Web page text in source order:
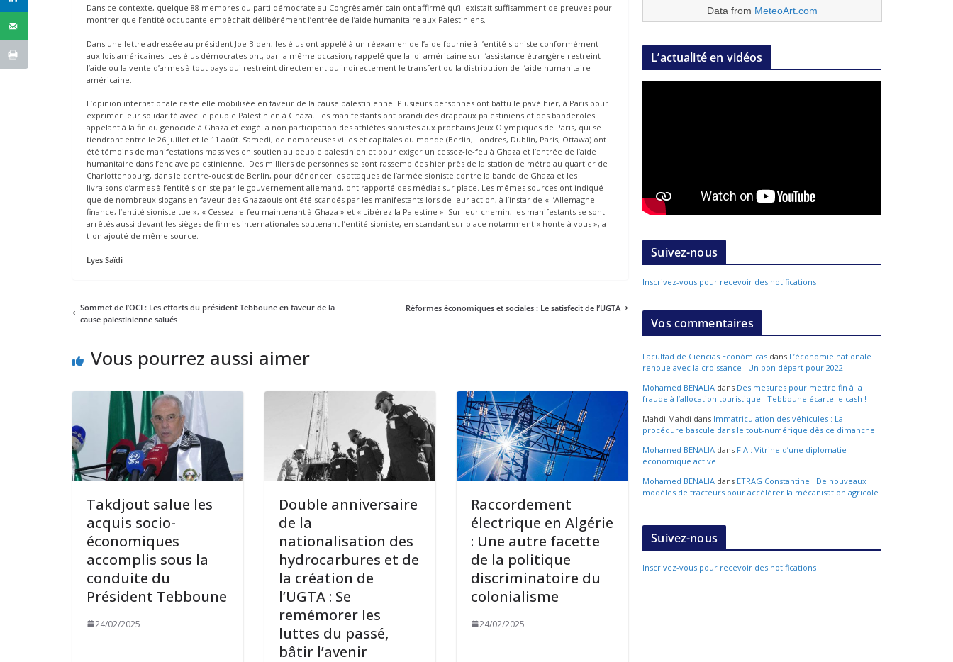
Dans ce contexte, quelque 88 membres du parti démocrate au Congrès américain ont affirmé qu’il existait suffisamment de preuves pour
montrer que l’entité occupante empêchait délibérément l’entrée de l’aide humanitaire aux Palestiniens.
Dans une lettre adressée au président Joe Biden, les élus ont appelé à un réexamen de l’aide fournie à l’entité sioniste conformément
aux lois américaines. Les élus démocrates ont, par la même occasion, rappelé que la loi américaine sur l’assistance étrangère restreint
l’aide ou la vente d’armes à tout pays qui restreint directement ou indirectement le transfert ou la distribution de l’aide humanitaire
américaine.
L’opinion internationale reste elle mobilisée en faveur de la cause palestinienne. Plusieurs personnes ont battu le pavé hier, à Paris pour
exprimer leur solidarité avec le peuple Palestinien à Ghaza. Les manifestants ont brandi des drapeaux palestiniens et des banderoles
appelant à la fin du génocide à Ghaza et exigé la non participation des athlètes sionistes aux prochains Jeux Olympiques de Paris, qui se
tiendront entre le 26 juillet et le 11 août. Samedi, de nombreuses villes et capitales du monde (Berlin, Londres, Dublin, Paris, Ottawa) ont
été témoins de manifestations massives en soutien au peuple palestinien et pour exiger un cessez-le-feu à Ghaza et l’entrée de l’aide
humanitaire dans l’enclave palestinienne. Des milliers de personnes se sont rassemblées hier près de la station de métro au quartier de
Charlottenbourg, dans le centre-ouest de Berlin, pour dénoncer les attaques de l’armée sioniste contre la bande de Ghaza et les
livraisons d’armes à l’entité sioniste par le gouvernement allemand, ont rapporté des médias sur place. Les mêmes sources ont indiqué
que de nombreux slogans en faveur des Ghazaouis ont été scandés par les manifestants lors de leur action, à l’instar de « l’Allemagne
finance, I’entité sioniste tue », « Cessez-le-feu maintenant à Ghaza » et « Libérez la Palestine ». Sur leur chemin, les manifestants se sont
arrêtés aussi devant les sièges de firmes internationales soutenant l’entité sioniste, en scandant sur place notamment « honte à vous », a-
t-on ajouté de même source.
Lyes Saïdi
Sommet de l’OCI : Les efforts du président Tebboune en faveur de la
cause palestinienne salués
Réformes économiques et sociales : Le satisfecit de l’UGTA
Vous pourrez aussi aimer
Takdjout salue les
acquis socio-
économiques
accomplis sous la
conduite du
Président Tebboune
24/02/2025
Double anniversaire
de la
nationalisation des
hydrocarbures et de
la création de
l’UGTA : Se
remémorer les
luttes du passé,
bâtir l’avenir
Raccordement
électrique en Algérie
: Une autre facette
de la politique
discriminatoire du
colonialisme
24/02/2025
Data from MeteoArt.com
L’actualité en vidéos
Suivez-nous
Inscrivez-vous pour recevoir des notifications
Vos commentaires
Facultad de Ciencias Económicas dans L’économie nationale
renoue avec la croissance : Un bon départ pour 2022
Mohamed BENALIA dans Des mesures pour mettre fin à la
fraude à l’allocation touristique : Tebboune écarte le cash !
Mahdi Mahdi dans Immatriculation des véhicules : La
procédure bascule dans le tout-numérique dès ce dimanche
Mohamed BENALIA dans FIA : Vitrine d’une diplomatie
économique active
Mohamed BENALIA dans ETRAG Constantine : De nouveaux
modèles de tracteurs pour accélérer la mécanisation agricole
Suivez-nous
Inscrivez-vous pour recevoir des notifications